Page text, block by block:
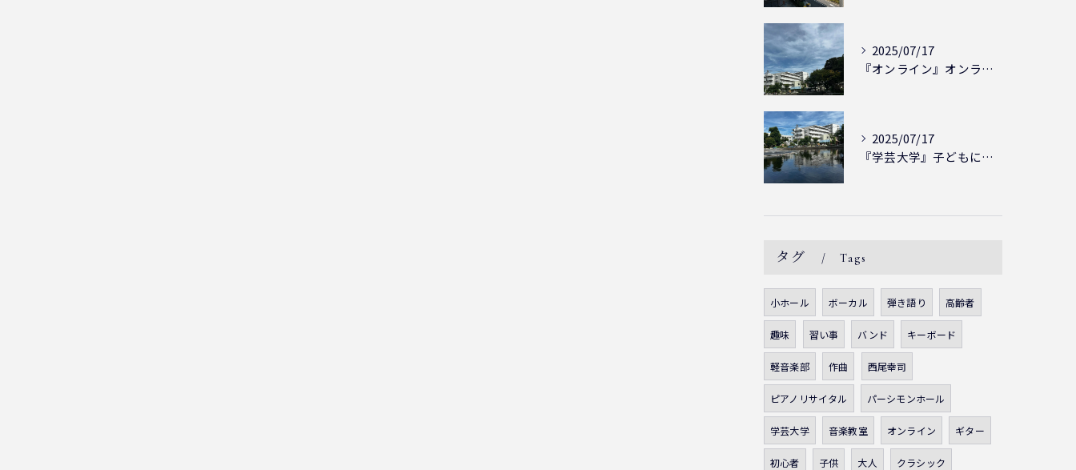
2025/07/17
『オンライン』オンラインの会員様大募集中！シェリー・アーツ音...
2025/07/17
『学芸大学』子どもには子どもの表現が大切！シェリー・アーツ音...
タグ Tags
小ホール ボーカル 弾き語り 高齢者
趣味 習い事 バンド キーボード
軽音楽部 作曲 西尾幸司
ピアノリサイタル パーシモンホール
学芸大学 音楽教室 オンライン ギター
初心者 子供 大人 クラシック